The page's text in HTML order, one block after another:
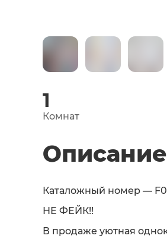
1
Комнат
Описание
Каталожный номер —
НЕ ФЕЙК!!
В продаже уютная